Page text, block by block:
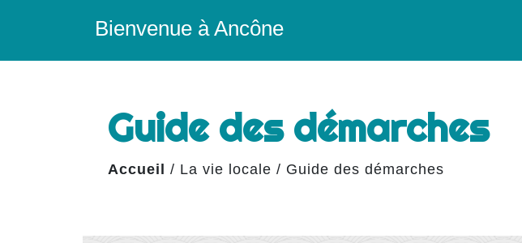
Bienvenue à Ancône
Guide des démarches
Accueil / La vie locale / Guide des démarches